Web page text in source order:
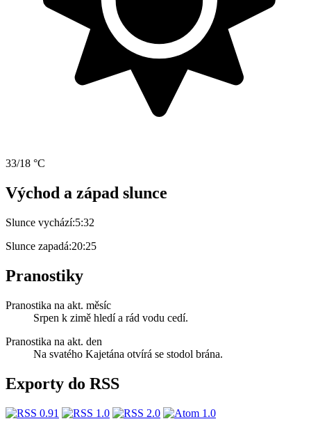
33/18 °C
Východ a západ slunce
Slunce vychází:5:32
Slunce zapadá:20:25
Pranostiky
Pranostika na akt. měsíc
Srpen k zimě hledí a rád vodu cedí.
Pranostika na akt. den
Na svatého Kajetána otvírá se stodol brána.
Exporty do RSS